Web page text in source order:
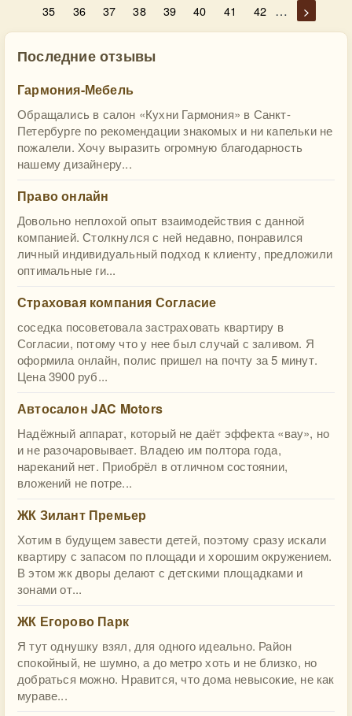
35
36 37 38 39 40 41 42 … >
Последние отзывы
Гармония-Мебель
Обращались в салон «Кухни Гармония» в Санкт-
Петербурге по рекомендации знакомых и ни капельки не
пожалели. Хочу выразить огромную благодарность
нашему дизайнеру...
Право онлайн
Довольно неплохой опыт взаимодействия с данной
компанией. Столкнулся с ней недавно, понравился
личный индивидуальный подход к клиенту, предложили
оптимальные ги...
Страховая компания Согласие
соседка посоветовала застраховать квартиру в
Согласии, потому что у нее был случай с заливом. Я
оформила онлайн, полис пришел на почту за 5 минут.
Цена 3900 руб...
Автосалон JAC Motors
Надёжный аппарат, который не даёт эффекта «вау», но
и не разочаровывает. Владею им полтора года,
нареканий нет. Приобрёл в отличном состоянии,
вложений не потре...
ЖК Зилант Премьер
Хотим в будущем завести детей, поэтому сразу искали
квартиру с запасом по площади и хорошим окружением.
В этом жк дворы делают с детскими площадками и
зонами от...
ЖК Егорово Парк
Я тут однушку взял, для одного идеально. Район
спокойный, не шумно, а до метро хоть и не близко, но
добраться можно. Нравится, что дома невысокие, не как
мураве...